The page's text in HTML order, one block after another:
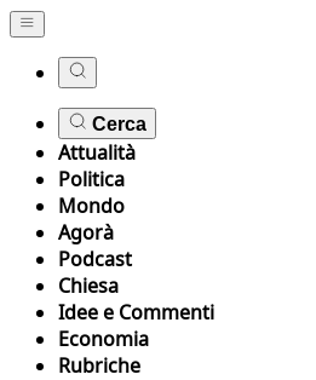
Cerca
Attualità
Politica
Mondo
Agorà
Podcast
Chiesa
Idee e Commenti
Economia
Rubriche